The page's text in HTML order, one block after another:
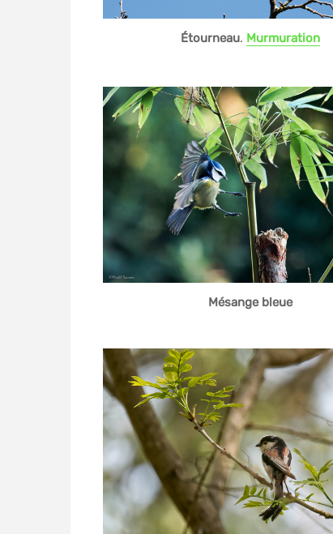
Étourneau. Murmuration
Mésange bleue